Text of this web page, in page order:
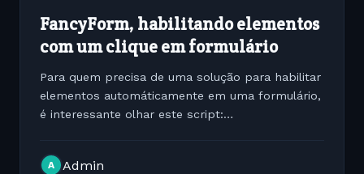
FancyForm, habilitando elementos
com um clique em formulário
Para quem precisa de uma solução para habilitar
elementos automáticamente em uma formulário,
é interessante olhar este script:
A Admin